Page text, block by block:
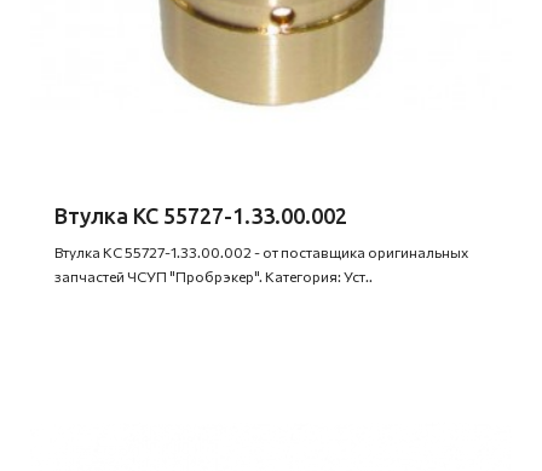
Втулка КС 55727-1.33.00.002
Втулка КС 55727-1.33.00.002 - от поставщика оригинальных
запчастей ЧСУП "Пробрэкер". Категория: Уст..